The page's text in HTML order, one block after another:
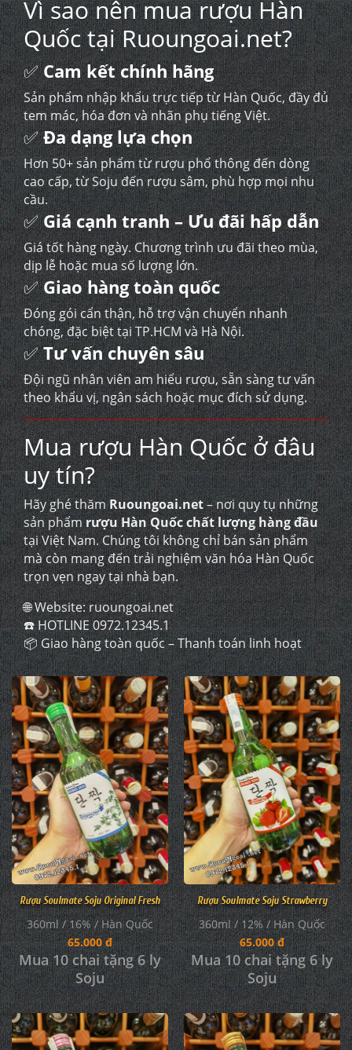
Vì sao nên mua rượu Hàn
Quốc tại Ruoungoai.net?
✅Cam kết chính hãng
Sản phẩm nhập khẩu trực tiếp từ Hàn Quốc, đầy đủ
tem mác, hóa đơn và nhãn phụ tiếng Việt.
✅Đa dạng lựa chọn
Hơn 50+ sản phẩm từ rượu phổ thông đến dòng
cao cấp, từ Soju đến rượu sâm, phù hợp mọi nhu
cầu.
✅Giá cạnh tranh – Ưu đãi hấp dẫn
Giá tốt hàng ngày. Chương trình ưu đãi theo mùa,
dịp lễ hoặc mua số lượng lớn.
✅Giao hàng toàn quốc
Đóng gói cẩn thận, hỗ trợ vận chuyển nhanh
chóng, đặc biệt tại TP.HCM và Hà Nội.
✅Tư vấn chuyên sâu
Đội ngũ nhân viên am hiểu rượu, sẵn sàng tư vấn
theo khẩu vị, ngân sách hoặc mục đích sử dụng.
Mua rượu Hàn Quốc ở đâu
uy tín?
Hãy ghé thămRuoungoai.net– nơi quy tụ những
sản phẩmrượu Hàn Quốc chất lượng hàng đầu
tại Việt Nam. Chúng tôi không chỉ bán sản phẩm
mà còn mang đến trải nghiệm văn hóa Hàn Quốc
trọn vẹn ngay tại nhà bạn.
🌐 Website:ruoungoai.net
☎️HOTLINE 0972.12345.1
📦 Giao hàng toàn quốc – Thanh toán linh hoạt
Rượu Soulmate Soju Original Fresh
360ml / 16% / Hàn Quốc
65.000 đ
Mua 10 chai tặng 6 ly
Soju
Rượu Soulmate Soju Strawberry
360ml / 12% / Hàn Quốc
65.000 đ
Mua 10 chai tặng 6 ly
Soju